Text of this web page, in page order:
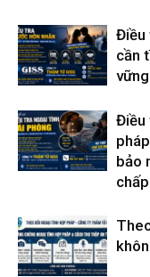
phòng,
Điều
cần
vững
Điều
bảo